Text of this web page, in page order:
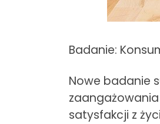
Badanie:
Nowe badanie
satysfakcji z